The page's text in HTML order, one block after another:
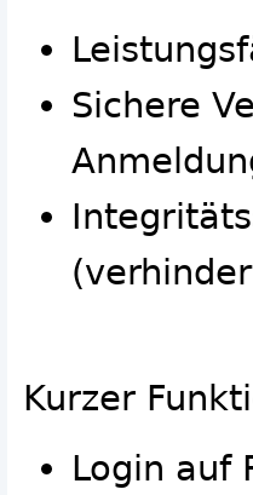
Sichere
Kurzer
Login auf